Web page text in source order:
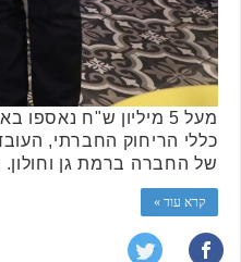
כללי הריחוק החברתי,
של החברה ברמת גן וחולון.
קרא עוד »